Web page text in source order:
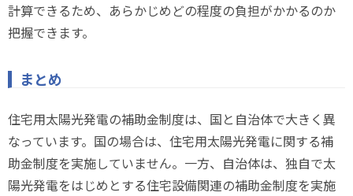
計算できるため、あらかじめどの程度の負担がかかるのか
把握できます。
まとめ
住宅用太陽光発電の補助金制度は、国と自治体で大きく異
なっています。国の場合は、住宅用太陽光発電に関する補
助金制度を実施していません。一方、自治体は、独自で太
陽光発電をはじめとする住宅設備関連の補助金制度を実施